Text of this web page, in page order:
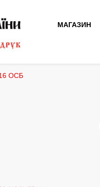
МАГАЗИН
ОСБ